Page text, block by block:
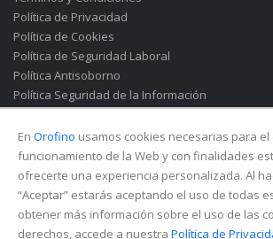
Política de Privacidad
Política de Cookies
Política de Seguridad Laboral
Política Antisoborno
Política Seguridad de la Información
En Orofino usamos cookies necesarias para el
funcionamiento de la Web y con finalidades
ofrecerte una experiencia personalizada. Al
“Aceptar” estarás aceptando el uso de todas
obtener más información sobre el uso de las
derechos, accede a nuestra Política de